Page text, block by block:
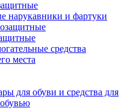
нарукавники и фартуки
средства
места
для обуви и средства для